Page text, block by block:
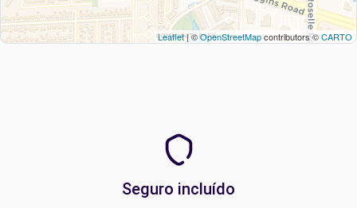
Leaflet| ©OpenStreetMapcontributors ©CARTO
Seguro incluído